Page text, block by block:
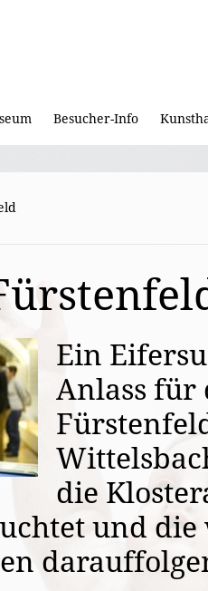
Besucher-Info
Ein
Anlass für
die
und die